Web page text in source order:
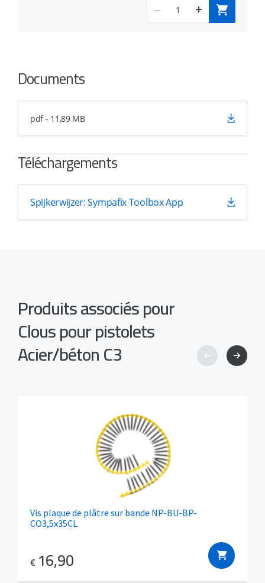
Documents
pdf - 11,89 MB
Téléchargements
Spijkerwijzer: Sympafix Toolbox App
Produits associés pour
Clous pour pistolets
Acier/béton C3
Vis plaque de plâtre sur bande NP-BU-BP-
CO3,5x35CL
€ 16,90